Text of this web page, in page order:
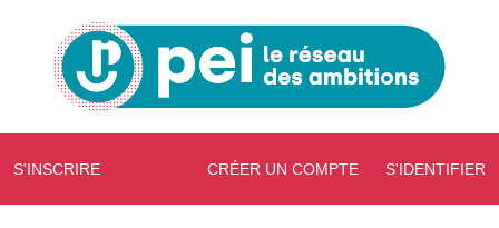
S'INSCRIRE CRÉER UN COMPTE S'IDENTIFIER